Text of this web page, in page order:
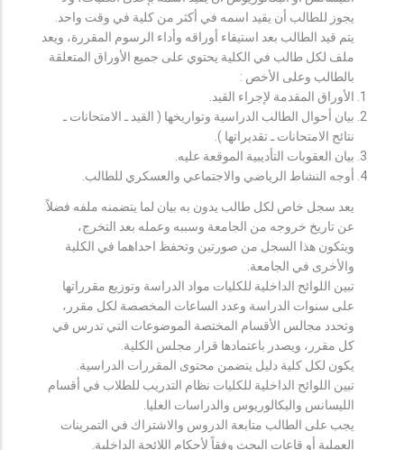
يجوز للطالب أن يقيد اسمه في أكثر من كلية في وقت واحد.
يتم قيد الطالب بعد استيفاء أوراقه وأداء الرسوم المقررة، ويعد
ملف لكل طالب في الكلية يحتوي على جميع الأوراق المتعلقة
بالطالب وعلى الأخص :
الأوراق المقدمة لإجراء القيد.
بيان أحوال الطالب الدراسية وتواريخها ( القيد ـ الامتحانات ـ
نتائح الامتحانات ـ تقديراتها ).
بيان العقوبات التأديبية الموقعة عليه.
أوجه النشاط الرياضي والاجتماعي والعسكري للطالب.
يعد سجل خاص لكل طالب يدون به بيان لما يتضمنه ملفه فضلاً
عن تاريخ خروجه من الجامعة وسببه وعمله بعد التخرج،
ويتكون هذا السجل من صورتين وتحفظ احداهما في الكلية
والأخرى في الجامعة.
تبين اللوائح الداخلية للكليات مواد الدراسة وتوزيع مقرراتها
على سنوات الدراسة وعدد الساعات المخصصة لكل مقرر،
وتحدد مجالس الأقسام المختصة الموضوعات التي تدرس في
كل مقرر، ويصدر باعتمادها قرار مجلس الكلية.
يكون لكل كلية دليل يتضمن محتوى المقررات الدراسية.
تبين اللوائح الداخلية للكليات نظام التدريب للطلاب في أقسام
الليسانس والبكالوريوس والدراسات العليا.
يجب على الطالب متابعة الدروس والاشتراك في التمرينات
العملية أو قاعات البحث وفقاً لأحكام اللائحة الداخلية.